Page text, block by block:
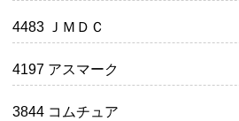
4483 ＪＭＤＣ
4197 アスマーク
3844 コムチュア